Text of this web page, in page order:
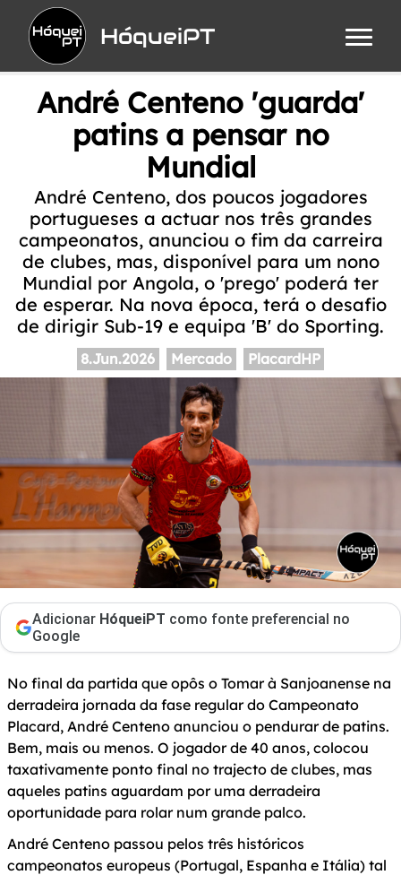
HóqueiPT
André Centeno 'guarda'
patins a pensar no
Mundial
André Centeno, dos poucos jogadores
portugueses a actuar nos três grandes
campeonatos, anunciou o fim da carreira
de clubes, mas, disponível para um nono
Mundial por Angola, o 'prego' poderá ter
de esperar. Na nova época, terá o desafio
de dirigir Sub-19 e equipa 'B' do Sporting.
8.Jun.2026 Mercado PlacardHP
Adicionar HóqueiPT como fonte preferencial no
Google
No final da partida que opôs o Tomar à Sanjoanense na
derradeira jornada da fase regular do Campeonato
Placard, André Centeno anunciou o pendurar de patins.
Bem, mais ou menos. O jogador de 40 anos, colocou
taxativamente ponto final no trajecto de clubes, mas
aqueles patins aguardam por uma derradeira
oportunidade para rolar num grande palco.
André Centeno passou pelos três históricos
campeonatos europeus (Portugal, Espanha e Itália) tal